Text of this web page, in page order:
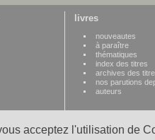
acceptez l'utilisation de
livres
nouveautes
à paraître
thématiques
index des titres
archives des
nos parutions
auteurs